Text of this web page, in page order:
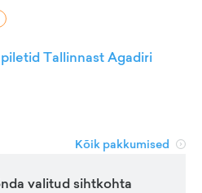
Tallinnast Agadiri
Kõik pakkumised
valitud sihtkohta